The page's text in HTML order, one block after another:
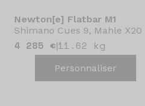
Newton[e] Flatbar M1
Shimano Cues 9, Mahle X20
4 285 €|11.62 kg
Personnaliser